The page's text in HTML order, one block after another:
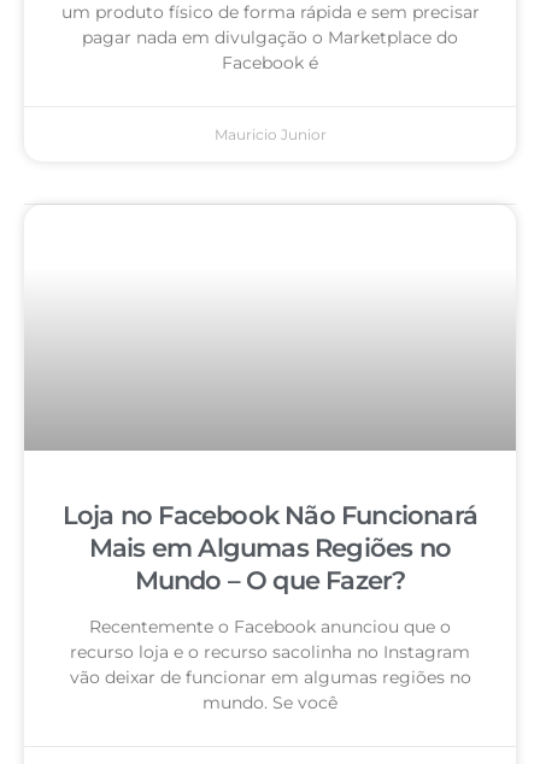
um produto físico de forma rápida e sem precisar
pagar nada em divulgação o Marketplace do
Facebook é
Mauricio Junior
Loja no Facebook Não Funcionará
Mais em Algumas Regiões no
Mundo – O que Fazer?
Recentemente o Facebook anunciou que o
recurso loja e o recurso sacolinha no Instagram
vão deixar de funcionar em algumas regiões no
mundo. Se você